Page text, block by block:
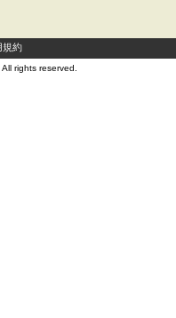
規約
rights reserved.